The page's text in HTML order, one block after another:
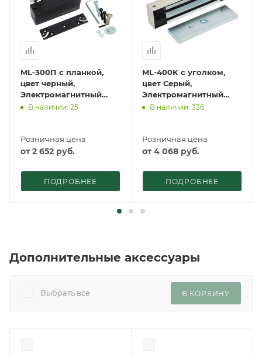
ML-300П с планкой,
цвет черный,
Электромагнитный
замок ACCORDTEC, 300
В наличии: 25
Розничная цена
от 2 652 руб.
ПОДРОБНЕЕ
ML-400K с уголком,
цвет Серый,
Электромагнитный
замок ACCORDTEC, 400
В наличии: 336
Розничная цена
от 4 068 руб.
ПОДРОБНЕЕ
Дополнительные аксессуары
Выбрать все В КОРЗИНУ